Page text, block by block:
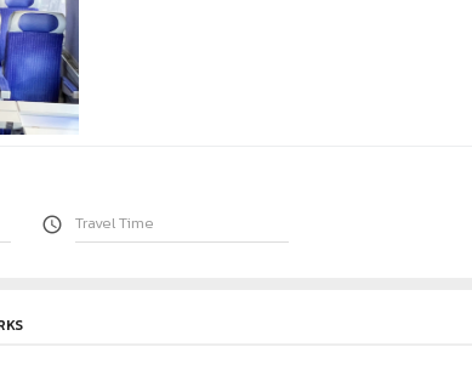
access_time